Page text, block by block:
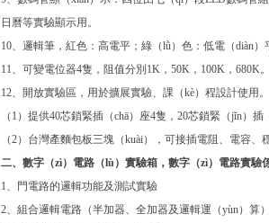
日曆等實驗顯示用。
10、邏輯筆，紅色：高電平；綠（lǜ）色：低電（diàn）
11、可變電位器4隻，阻值分別1K，50K，100K，680K。
12、開放實驗區，用於擴展實驗、課（kè）程設計使用。
（1）提供40芯鎖緊插（chā）座4隻，20芯鎖緊（jǐn）
（2）台灣產麵包板三塊（kuài），可接插電阻、電容、
二、數字（zì）電路（lù）實驗箱，數字（zì）電路實驗
1、門電路的邏輯功能及測試實驗
2、組合邏輯電路（半加器、全加器及邏輯運（yùn）算